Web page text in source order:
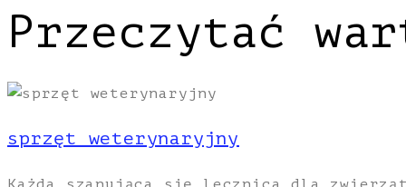
Przeczytać
sprzęt weterynaryjny